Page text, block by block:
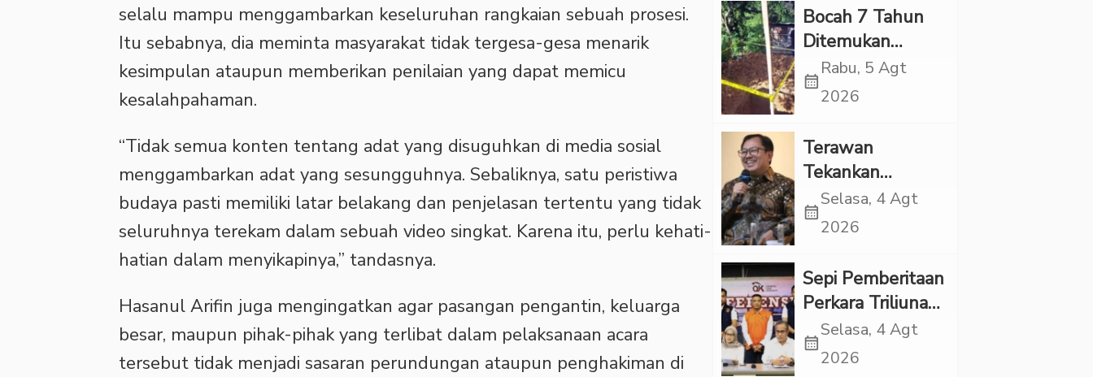
selalu mampu menggambarkan keseluruhan rangkaian sebuah prosesi.
Itu sebabnya, dia meminta masyarakat tidak tergesa-gesa menarik
kesimpulan ataupun memberikan penilaian yang dapat memicu
kesalahpahaman.
“Tidak semua konten tentang adat yang disuguhkan di media sosial
menggambarkan adat yang sesungguhnya. Sebaliknya, satu peristiwa
budaya pasti memiliki latar belakang dan penjelasan tertentu yang tidak
seluruhnya terekam dalam sebuah video singkat. Karena itu, perlu kehati-
hatian dalam menyikapinya,” tandasnya.
Hasanul Arifin juga mengingatkan agar pasangan pengantin, keluarga
besar, maupun pihak-pihak yang terlibat dalam pelaksanaan acara
tersebut tidak menjadi sasaran perundungan ataupun penghakiman di
Bocah 7 Tahun
Ditemukan
Tewas dalam
Sumur di Tapsel,
Kekerasan
calendar_month
Rabu, 5 Agt
2026
Terawan
Tekankan
Pentingnya
Inovasi
di “Indonesian
Brain Forum
2026 UPN
Veteran Jakarta”
calendar_month
Selasa, 4 Agt
2026
Sepi Pemberitaan
Perkara Triliunan
Rupiah Investree,
Ternyata Sudah
calendar_month
Selasa, 4 Agt
2026